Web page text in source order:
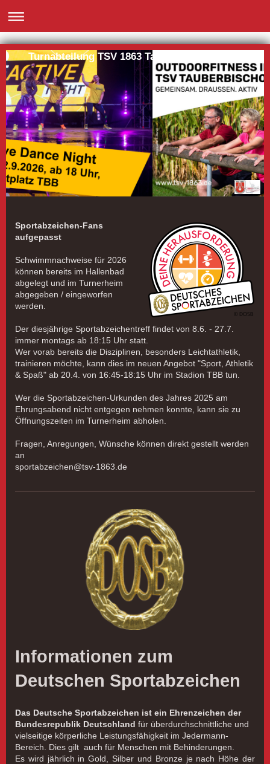
Turnabteilung TSV 1863 Tauberbischofsheim
Sportabzeichen-Fans
aufgepasst
Schwimmnachweise für 2026
können bereits im Hallenbad
abgelegt und im Turnerheim
abgegeben / eingeworfen
werden.
Der diesjährige Sportabzeichentreff findet von 8.6. - 27.7.
immer montags ab 18:15 Uhr statt.
Wer vorab bereits die Disziplinen, besonders Leichtathletik,
trainieren möchte, kann dies im neuen Angebot "Sport, Athletik
& Spaß" ab 20.4. von 16:45-18:15 Uhr im Stadion TBB tun.
Wer die Sportabzeichen-Urkunden des Jahres 2025 am
Ehrungsabend nicht entgegen nehmen konnte, kann sie zu
Öffnungszeiten im Turnerheim abholen.
Fragen, Anregungen, Wünsche können direkt gestellt werden
an
sportabzeichen@tsv-1863.de
Informationen zum
Deutschen Sportabzeichen
Das Deutsche Sportabzeichen ist ein Ehrenzeichen der
Bundesrepublik Deutschland für überdurchschnittliche und
vielseitige körperliche Leistungsfähigkeit im Jedermann-
Bereich. Dies gilt auch für Menschen mit Behinderungen.
Es wird jährlich in Gold, Silber und Bronze je nach Höhe der